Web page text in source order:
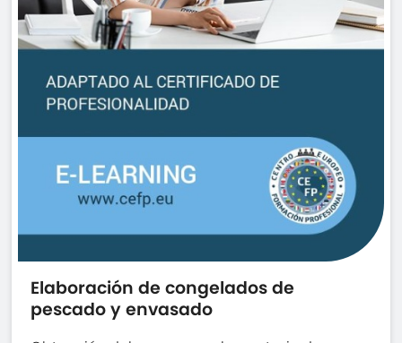
Elaboración de congelados de
pescado y envasado